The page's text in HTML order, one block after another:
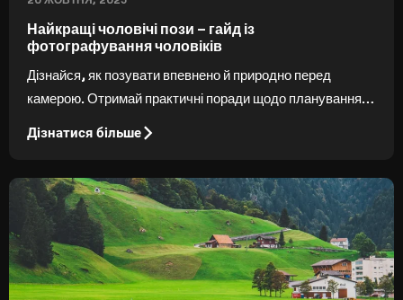
Найкращі чоловічі пози – гайд із
фотографування чоловіків
Дізнайся, як позувати впевнено й природно перед
камерою. Отримай практичні поради щодо планування
Дізнатися більше